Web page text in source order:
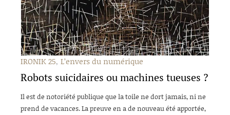
IRONIK 25 L’envers du numérique
Robots suicidaires ou machines tueuses ?
Il est de notoriété publique que la toile ne dort jamais, ni ne
prend de vacances. La preuve en a de nouveau été apportée,